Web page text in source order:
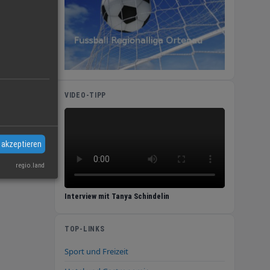
VIDEO-TIPP
Interview mit Tanya Schindelin
TOP-LINKS
Sport und Freizeit
regio.land